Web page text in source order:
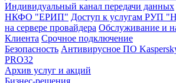
Индивидуальный канал передачи данных
НКФО "ЕРИП" Доступ к услугам РУП
на сервере провайдера Обслуживание и
Клиента Срочное подключение
Безопасность Антивирусное ПО
PRO32
Архив услуг и акций
Бизнес-решения